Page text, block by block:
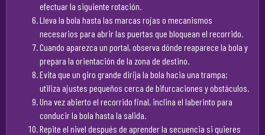
efectuar la siguiente rotación.
Lleva la bola hasta las marcas rojas o mecanismos
necesarios para abrir las puertas que bloquean el recorrido.
Cuando aparezca un portal, observa dónde reaparece la bola y
prepara la orientación de la zona de destino.
Evita que un giro grande dirija la bola hacia una trampa;
utiliza ajustes pequeños cerca de bifurcaciones y obstáculos.
Una vez abierto el recorrido final, inclina el laberinto para
conducir la bola hasta la salida.
Repite el nivel después de aprender la secuencia si quieres